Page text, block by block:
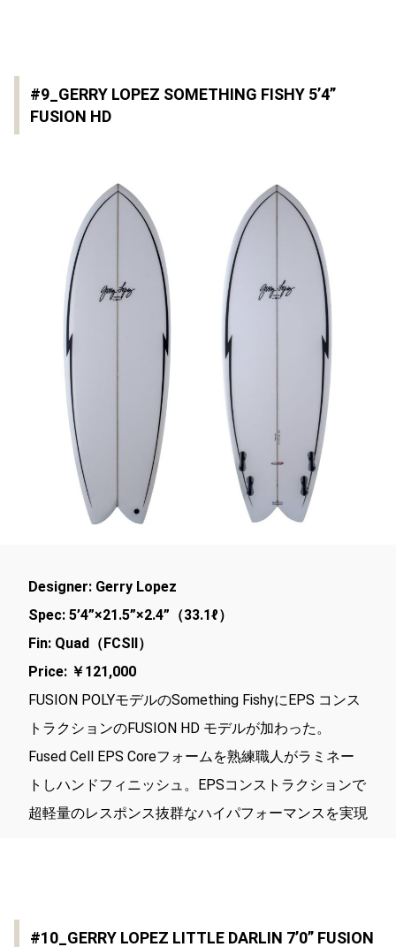
#9_GERRY LOPEZ SOMETHING FISHY 5’4”
FUSION HD
Designer: Gerry Lopez
Spec: 5’4”×21.5”×2.4”（33.1ℓ）
Fin: Quad（FCSⅡ）
Price: ￥121,000
FUSION POLYモデルのSomething FishyにEPS コンス
トラクションのFUSION HD モデルが加わった。
Fused Cell EPS Coreフォームを熟練職人がラミネー
トしハンドフィニッシュ。EPSコンストラクションで
超軽量のレスポンス抜群なハイパフォーマンスを実現
#10_GERRY LOPEZ LITTLE DARLIN 7’0” FUSION